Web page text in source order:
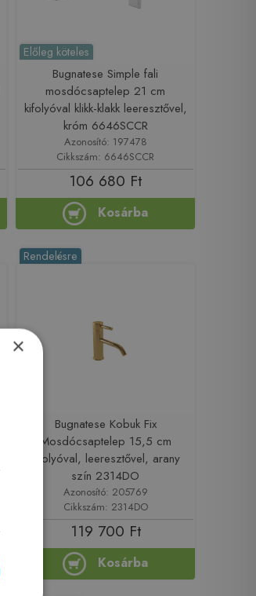
Előleg köteles
Bugnatese Simple fali
mosdócsaptelep 21 cm
kifolyóval klikk-klakk leeresztővel,
króm 6646SCCR
Azonosító: 197478
Cikkszám: 6646SCCR
106 680 Ft
Kosárba
Rendelésre
Bugnatese Kobuk Fix
Mosdócsaptelep 15,5 cm
kifolyóval, leeresztővel, arany
szín 2314DO
Azonosító: 205769
Cikkszám: 2314DO
119 700 Ft
Kosárba
×